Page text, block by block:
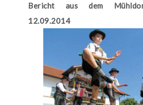
Bericht aus dem
12.09.2014